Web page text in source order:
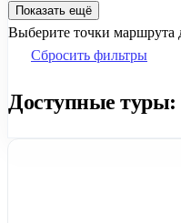
Показать ещё
Выберите точки маршрута
Сбросить фильтры
Доступные